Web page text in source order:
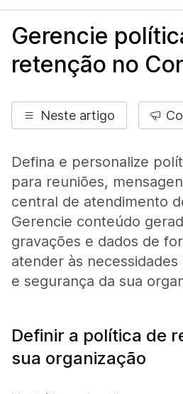
Gerencie
retenção no
Neste artigo
Defina e personalize
para reuniões,
central de atendimento
Gerencie conteúdo
gravações e dados de
atender às
e segurança da sua
Definir a política de
sua organização